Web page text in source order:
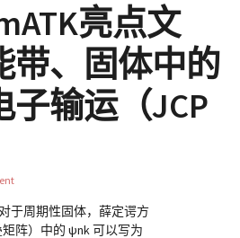
亮点文
带、固体中的
输运（JCP
于周期性固体，薛定谔方
阵）中的 ψnk 可以写为